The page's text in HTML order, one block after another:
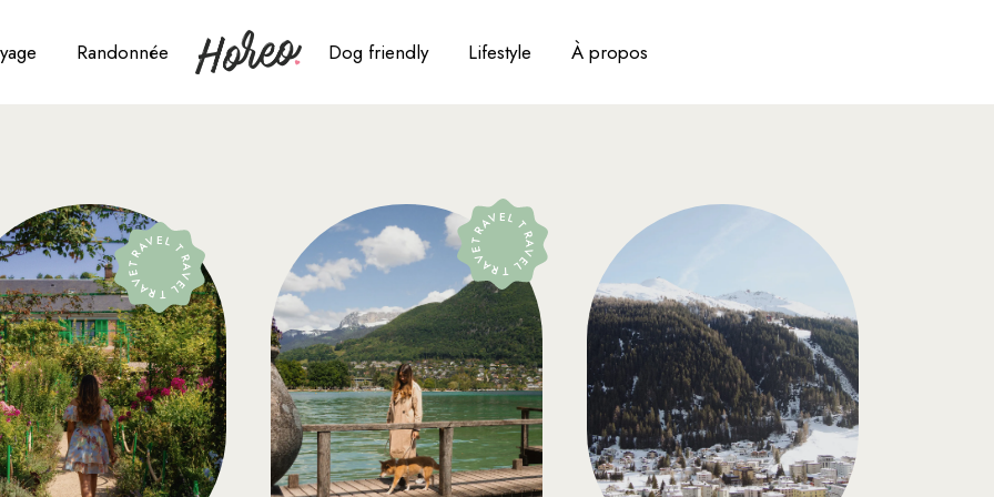
Randonnée Dog friendly Lifestyle À propos
TRAVEL TRAVEL TRAVEL TRAVEL TRAVEL TRAVEL